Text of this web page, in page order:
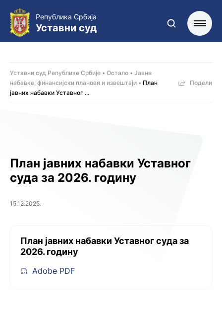
Република Србија
Уставни суд
План јавних набавки Уставног
суда за 2026. годину
15.12.2025.
План јавних набавки Уставног суда за
2026. годину
Adobe PDF
Уставни суд Републике Србије Остало
Јавне
набавке, финансијски планови и извештаји
План
јавних набавки Уставног ...
Подели